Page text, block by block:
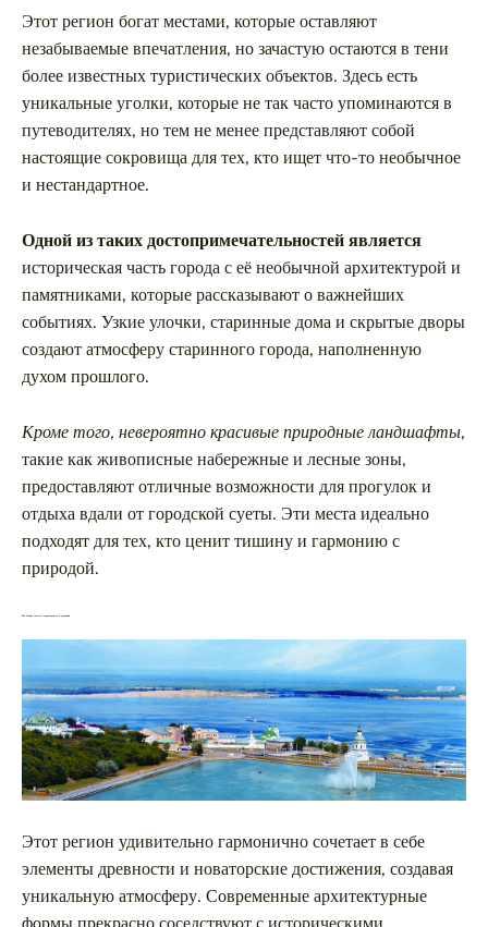
Этот регион богат местами, которые оставляют
незабываемые впечатления, но зачастую остаются в тени
более известных туристических объектов. Здесь есть
уникальные уголки, которые не так часто упоминаются в
путеводителях, но тем не менее представляют собой
настоящие сокровища для тех, кто ищет что-то необычное
и нестандартное.
Одной из таких достопримечательностей является
историческая часть города с её необычной архитектурой и
памятниками, которые рассказывают о важнейших
событиях. Узкие улочки, старинные дома и скрытые дворы
создают атмосферу старинного города, наполненную
духом прошлого.
Кроме того, невероятно красивые природные ландшафты,
такие как живописные набережные и лесные зоны,
предоставляют отличные возможности для прогулок и
отдыха вдали от городской суеты. Эти места идеально
подходят для тех, кто ценит тишину и гармонию с
природой.
Как Самара сочетает современность и традиции
Этот регион удивительно гармонично сочетает в себе
элементы древности и новаторские достижения, создавая
уникальную атмосферу. Современные архитектурные